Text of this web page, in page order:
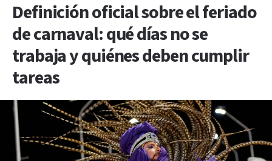
Definición oficial sobre el feriado
de carnaval: qué días no se
trabaja y quiénes deben cumplir
tareas